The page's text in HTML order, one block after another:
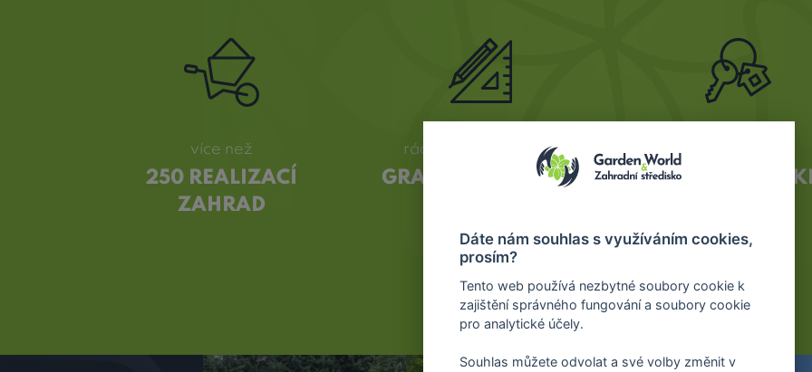
více než
250 REALIZACÍ
ZAHRAD
rádi vám připravíme
GRAFICKÉ NÁVRHY REALIZACE NA
Dáte nám souhlas s využíváním cookies,
prosím?
Tento web používá nezbytné soubory cookie k
zajištění správného fungování a soubory cookie
pro analytické účely.
Souhlas můžete odvolat a své volby změnit v